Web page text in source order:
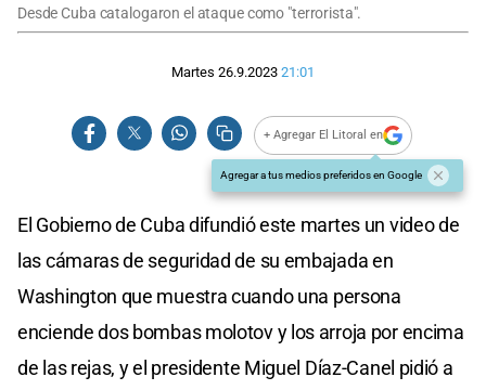
Desde Cuba catalogaron el ataque como "terrorista".
Martes 26.9.2023 21:01
+ Agregar El Litoral en
Agregar a tus medios preferidos en Google
El Gobierno de Cuba difundió este martes un video de
las cámaras de seguridad de su embajada en
Washington que muestra cuando una persona
enciende dos bombas molotov y los arroja por encima
de las rejas, y el presidente Miguel Díaz-Canel pidió a